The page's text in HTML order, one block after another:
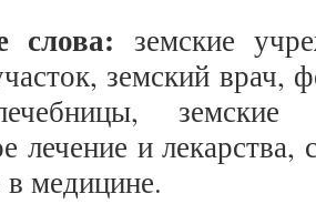
слова: земские
земский врач,
земские
лечение и лекарства,
в медицине.